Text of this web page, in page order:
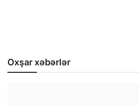
Oxşar xəbərlər